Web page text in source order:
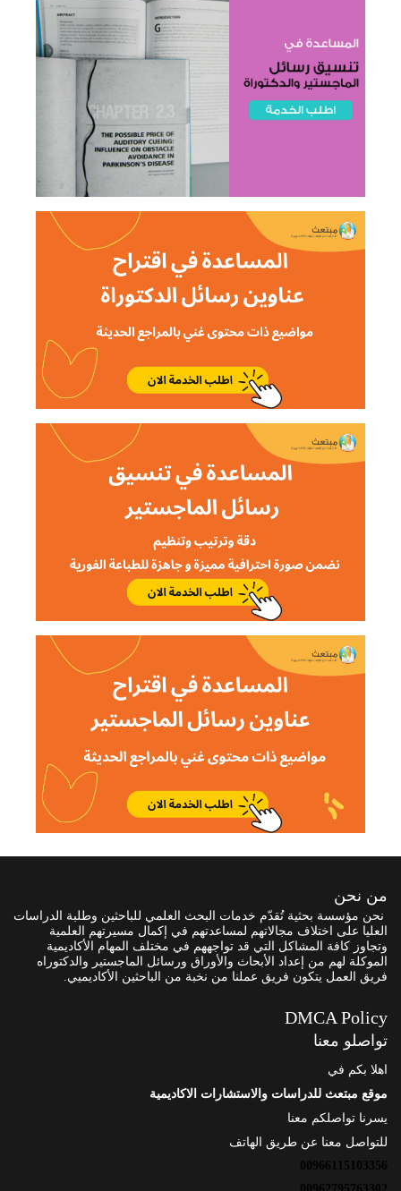
من نحن
نحن مؤسسة بحثية تُقدّم خدمات البحث العلمي للباحثين وطلبة الدراسات
العليا على اختلاف مجالاتهم لمساعدتهم في إكمال مسيرتهم العلمية
وتجاوز كافة المشاكل التي قد تواجههم في مختلف المهام الأكاديمية
الموكلة لهم من إعداد الأبحاث والأوراق ورسائل الماجستير والدكتوراه
فريق العمل يتكون فريق عملنا من نخبة من الباحثين الأكاديميي.
DMCA Policy
تواصلو معنا
اهلا بكم في
موقع مبتعث للدراسات والاستشارات الاكاديمية
يسرنا تواصلكم معنا
للتواصل معنا عن طريق الهاتف
00966115103356